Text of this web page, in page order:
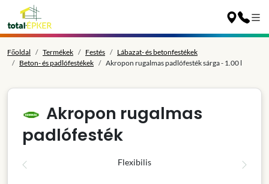
Főoldal Termékek Festés
Lábazat- és betonfestékek
Beton- és padlófestékek
Akropon rugalmas padlófesték sárga - 1.00 l
Akropon rugalmas
padlófesték
Flexibilis